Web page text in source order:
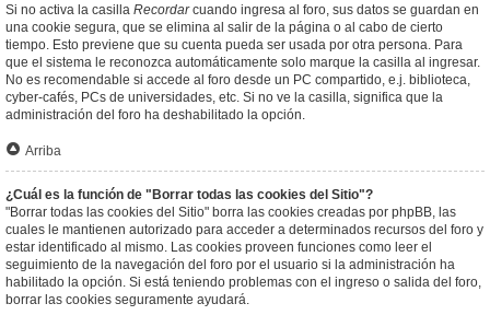
Si no activa la casilla Recordarcuando ingresa al foro, sus datos se guardan en
una cookie segura, que se elimina al salir de la página o al cabo de cierto
tiempo. Esto previene que su cuenta pueda ser usada por otra persona. Para
que el sistema le reconozca automáticamente solo marque la casilla al ingresar.
No es recomendable si accede al foro desde un PC compartido, e.j. biblioteca,
cyber-cafés, PCs de universidades, etc. Si no ve la casilla, significa que la
administración del foro ha deshabilitado la opción.
Arriba
¿Cuál es la función de "Borrar todas las cookies del Sitio"?
"Borrar todas las cookies del Sitio" borra las cookies creadas por phpBB, las
cuales le mantienen autorizado para acceder a determinados recursos del foro y
estar identificado al mismo. Las cookies proveen funciones como leer el
seguimiento de la navegación del foro por el usuario si la administración ha
habilitado la opción. Si está teniendo problemas con el ingreso o salida del foro,
borrar las cookies seguramente ayudará.